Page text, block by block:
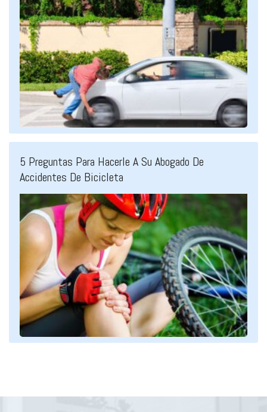
5 Preguntas Para Hacerle A Su Abogado De
Accidentes De Bicicleta